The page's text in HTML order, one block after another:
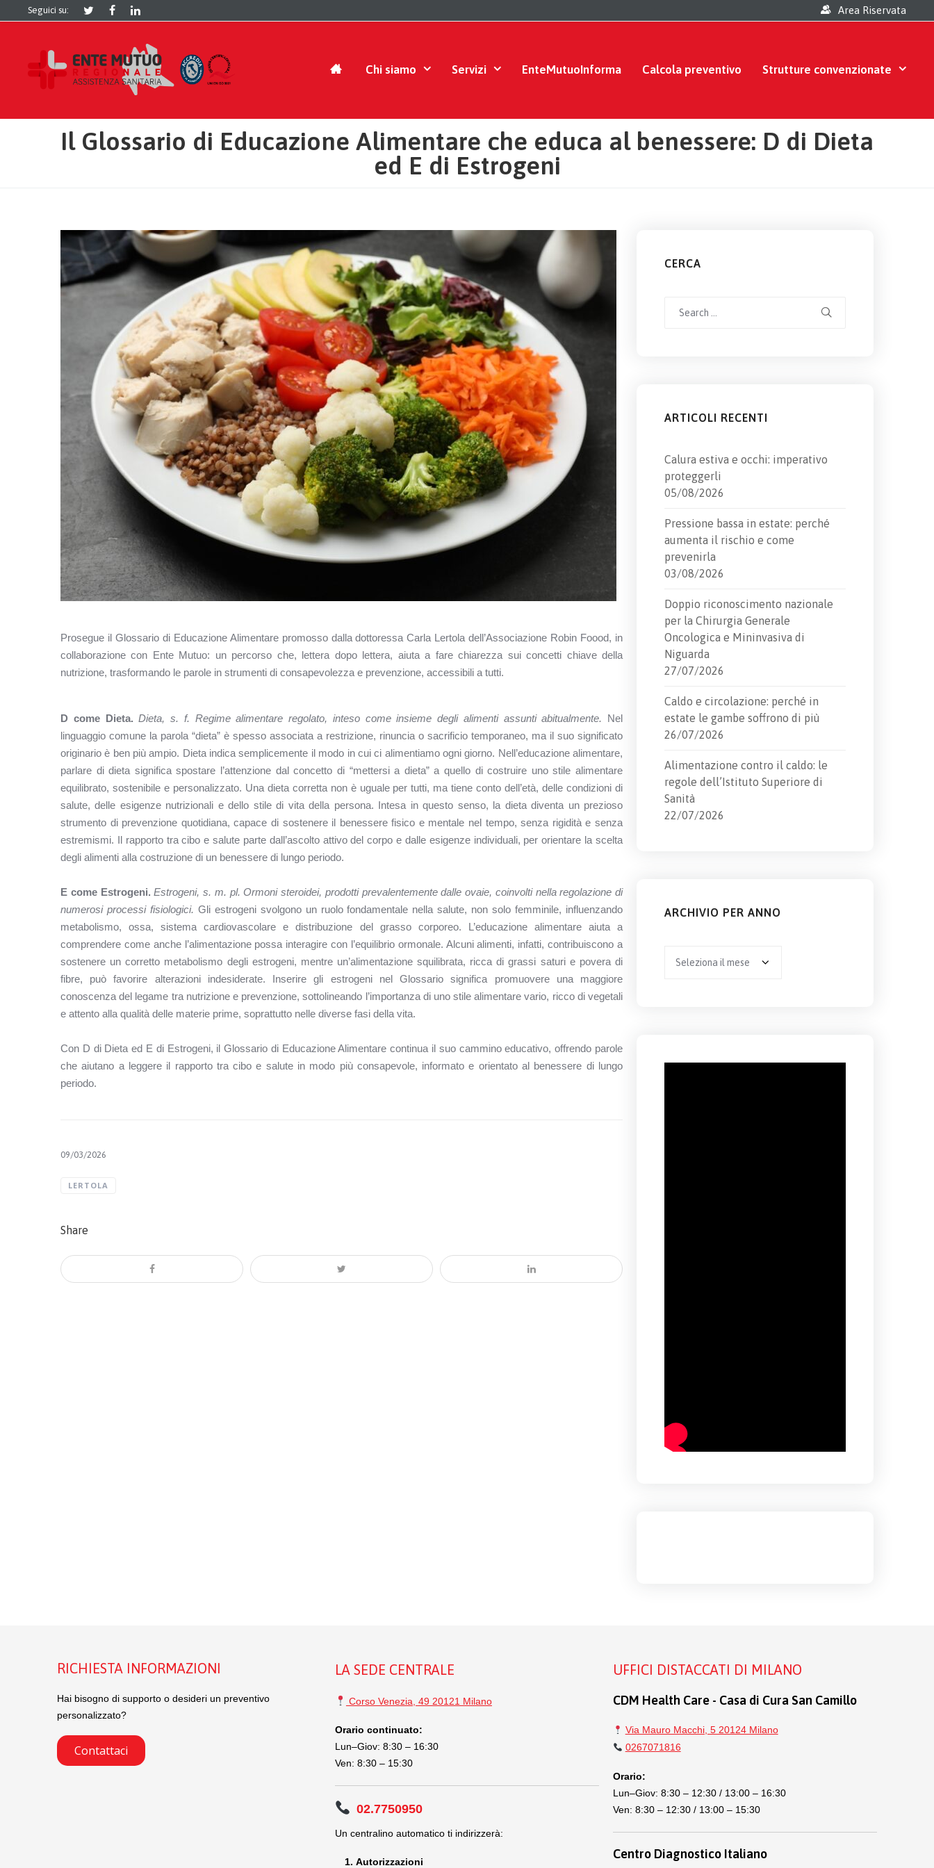
Seguici su: Area Riservata
Chi siamo Servizi EnteMutuoInforma Calcola preventivo Strutture convenzionate
Il Glossario di Educazione Alimentare che educa al benessere: D di Dieta
ed E di Estrogeni
Prosegue il Glossario di Educazione Alimentare promosso dalla dottoressa Carla Lertola dell’Associazione Robin Foood, in
collaborazione con Ente Mutuo: un percorso che, lettera dopo lettera, aiuta a fare chiarezza sui concetti chiave della
nutrizione, trasformando le parole in strumenti di consapevolezza e prevenzione, accessibili a tutti.
D come Dieta. Dieta, s. f. Regime alimentare regolato, inteso come insieme degli alimenti assunti abitualmente. Nel
linguaggio comune la parola “dieta” è spesso associata a restrizione, rinuncia o sacrificio temporaneo, ma il suo significato
originario è ben più ampio. Dieta indica semplicemente il modo in cui ci alimentiamo ogni giorno. Nell’educazione alimentare,
parlare di dieta significa spostare l’attenzione dal concetto di “mettersi a dieta” a quello di costruire uno stile alimentare
equilibrato, sostenibile e personalizzato. Una dieta corretta non è uguale per tutti, ma tiene conto dell’età, delle condizioni di
salute, delle esigenze nutrizionali e dello stile di vita della persona. Intesa in questo senso, la dieta diventa un prezioso
strumento di prevenzione quotidiana, capace di sostenere il benessere fisico e mentale nel tempo, senza rigidità e senza
estremismi. Il rapporto tra cibo e salute parte dall’ascolto attivo del corpo e dalle esigenze individuali, per orientare la scelta
degli alimenti alla costruzione di un benessere di lungo periodo.
E come Estrogeni. Estrogeni, s. m. pl. Ormoni steroidei, prodotti prevalentemente dalle ovaie, coinvolti nella regolazione di
numerosi processi fisiologici. Gli estrogeni svolgono un ruolo fondamentale nella salute, non solo femminile, influenzando
metabolismo, ossa, sistema cardiovascolare e distribuzione del grasso corporeo. L’educazione alimentare aiuta a
comprendere come anche l’alimentazione possa interagire con l’equilibrio ormonale. Alcuni alimenti, infatti, contribuiscono a
sostenere un corretto metabolismo degli estrogeni, mentre un’alimentazione squilibrata, ricca di grassi saturi e povera di
fibre, può favorire alterazioni indesiderate. Inserire gli estrogeni nel Glossario significa promuovere una maggiore
conoscenza del legame tra nutrizione e prevenzione, sottolineando l’importanza di uno stile alimentare vario, ricco di vegetali
e attento alla qualità delle materie prime, soprattutto nelle diverse fasi della vita.
Con D di Dieta ed E di Estrogeni, il Glossario di Educazione Alimentare continua il suo cammino educativo, offrendo parole
che aiutano a leggere il rapporto tra cibo e salute in modo più consapevole, informato e orientato al benessere di lungo
periodo.
09/03/2026
LERTOLA
Share
CERCA
ARTICOLI RECENTI
Calura estiva e occhi: imperativo
proteggerli
05/08/2026
Pressione bassa in estate: perché
aumenta il rischio e come
prevenirla
03/08/2026
Doppio riconoscimento nazionale
per la Chirurgia Generale
Oncologica e Mininvasiva di
Niguarda
27/07/2026
Caldo e circolazione: perché in
estate le gambe soffrono di più
26/07/2026
Alimentazione contro il caldo: le
regole dell’Istituto Superiore di
Sanità
22/07/2026
ARCHIVIO PER ANNO
per
RICHIESTA INFORMAZIONI
Hai bisogno di supporto o desideri un preventivo
personalizzato?
Contattaci
LA SEDE CENTRALE
Corso Venezia, 49 20121 Milano
Orario continuato:
Lun–Giov: 8:30 – 16:30
Ven: 8:30 – 15:30
02.7750950
Un centralino automatico ti indirizzerà:
Autorizzazioni
UFFICI DISTACCATI DI MILANO
CDM Health Care - Casa di Cura San Camillo
Via Mauro Macchi, 5 20124 Milano
0267071816
Orario:
Lun–Giov: 8:30 – 12:30 / 13:00 – 16:30
Ven: 8:30 – 12:30 / 13:00 – 15:30
Centro Diagnostico Italiano